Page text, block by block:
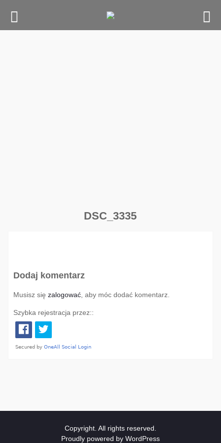
DSC_3335
Dodaj komentarz
Musisz się zalogować, aby móc dodać komentarz.
Szybka rejestracja przez::
Copyright. All rights reserved.
Proudly powered by WordPress